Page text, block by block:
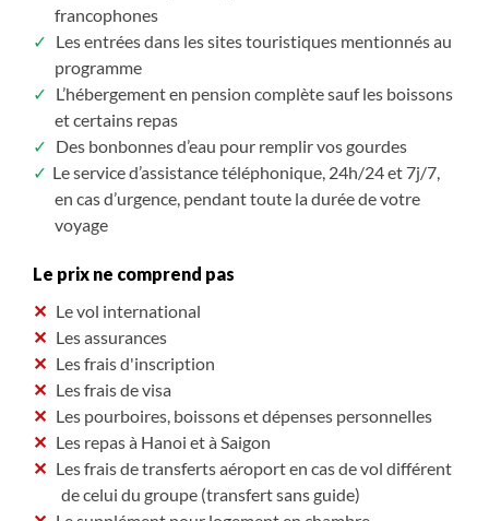
francophones
Les entrées dans les sites touristiques mentionnés au
programme
L’hébergement en pension complète sauf les boissons
et certains repas
Des bonbonnes d’eau pour remplir vos gourdes
Le service d’assistance téléphonique, 24h/24 et 7j/7,
en cas d’urgence, pendant toute la durée de votre
voyage
Le prix ne comprend pas
Le vol international
Les assurances
Les frais d'inscription
Les frais de visa
Les pourboires, boissons et dépenses personnelles
Les repas à Hanoi et à Saigon
Les frais de transferts aéroport en cas de vol différent
de celui du groupe (transfert sans guide)